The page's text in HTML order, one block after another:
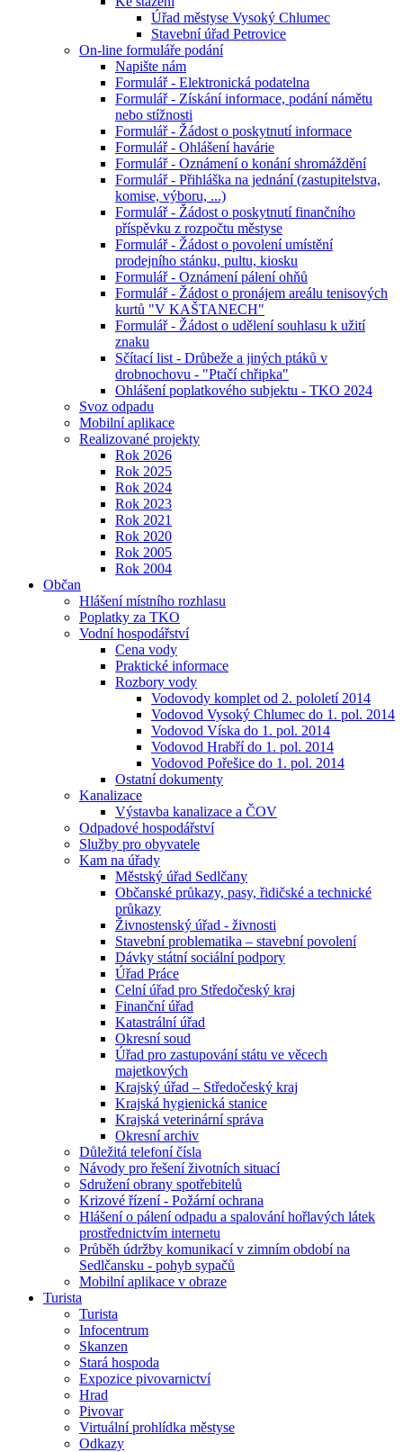
Úřad městyse Vysoký Chlumec
Stavební úřad Petrovice
On-line formuláře podání
Napište nám
Formulář - Elektronická podatelna
Formulář - Získání informace, podání námětu
nebo stížnosti
Formulář - Žádost o poskytnutí informace
Formulář - Ohlášení havárie
Formulář - Oznámení o konání shromáždění
Formulář - Přihláška na jednání (zastupitelstva,
komise, výboru, ...)
Formulář - Žádost o poskytnutí finančního
příspěvku z rozpočtu městyse
Formulář - Žádost o povolení umístění
prodejního stánku, pultu, kiosku
Formulář - Oznámení pálení ohňů
Formulář - Žádost o pronájem areálu tenisových
kurtů "V KAŠTANECH"
Formulář - Žádost o udělení souhlasu k užití
znaku
Sčítací list - Drůbeže a jiných ptáků v
drobnochovu - "Ptačí chřipka"
Ohlášení poplatkového subjektu - TKO 2024
Svoz odpadu
Mobilní aplikace
Realizované projekty
Rok 2026
Rok 2025
Rok 2024
Rok 2023
Rok 2021
Rok 2020
Rok 2005
Rok 2004
Občan
Hlášení místního rozhlasu
Poplatky za TKO
Vodní hospodářství
Cena vody
Praktické informace
Rozbory vody
Vodovody komplet od 2. pololetí 2014
Vodovod Vysoký Chlumec do 1. pol. 2014
Vodovod Víska do 1. pol. 2014
Vodovod Hrabří do 1. pol. 2014
Vodovod Pořešice do 1. pol. 2014
Ostatní dokumenty
Kanalizace
Výstavba kanalizace a ČOV
Odpadové hospodářství
Služby pro obyvatele
Kam na úřady
Městský úřad Sedlčany
Občanské průkazy, pasy, řidičské a technické
průkazy
Živnostenský úřad - živnosti
Stavební problematika – stavební povolení
Dávky státní sociální podpory
Úřad Práce
Celní úřad pro Středočeský kraj
Finanční úřad
Katastrální úřad
Okresní soud
Úřad pro zastupování státu ve věcech
majetkových
Krajský úřad – Středočeský kraj
Krajská hygienická stanice
Krajská veterinární správa
Okresní archiv
Důležitá telefoní čísla
Návody pro řešení životních situací
Sdružení obrany spotřebitelů
Krizové řízení - Požární ochrana
Hlášení o pálení odpadu a spalování hořlavých látek
prostřednictvím internetu
Průběh údržby komunikací v zimním období na
Sedlčansku - pohyb sypačů
Mobilní aplikace v obraze
Turista
Turista
Infocentrum
Skanzen
Stará hospoda
Expozice pivovarnictví
Hrad
Pivovar
Virtuální prohlídka městyse
Odkazy